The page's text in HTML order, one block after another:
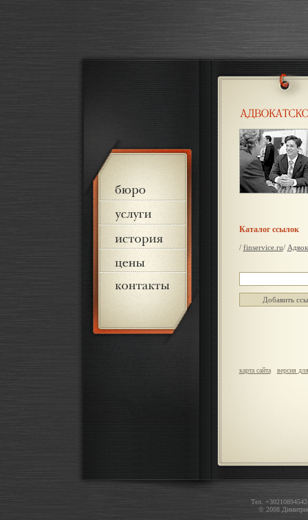
Каталог ссылок
/ finservice.ru/
карта сайта версия
Тел.
© 2008